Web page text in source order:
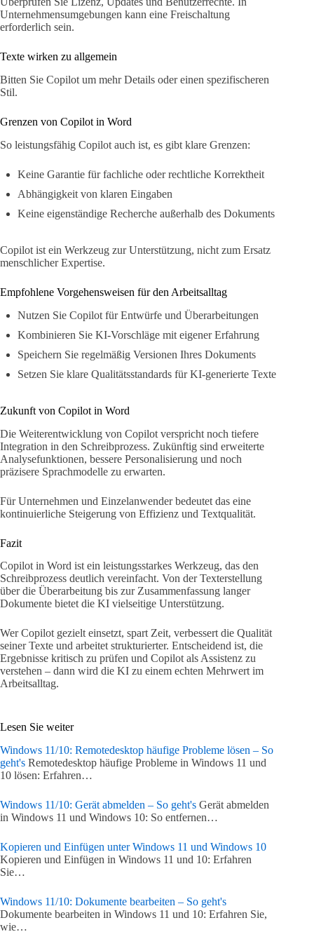
Unternehmensumgebungen kann eine Freischaltung
erforderlich sein.
Texte wirken zu allgemein
Bitten Sie Copilot um mehr Details oder einen spezifischeren
Stil.
Grenzen von Copilot in Word
So leistungsfähig Copilot auch ist, es gibt klare Grenzen:
Keine Garantie für fachliche oder rechtliche Korrektheit
Abhängigkeit von klaren Eingaben
Keine eigenständige Recherche außerhalb des Dokuments
Copilot ist ein Werkzeug zur Unterstützung, nicht zum Ersatz
menschlicher Expertise.
Empfohlene Vorgehensweisen für den Arbeitsalltag
Nutzen Sie Copilot für Entwürfe und Überarbeitungen
Kombinieren Sie KI-Vorschläge mit eigener Erfahrung
Speichern Sie regelmäßig Versionen Ihres Dokuments
Setzen Sie klare Qualitätsstandards für KI-generierte Texte
Zukunft von Copilot in Word
Die Weiterentwicklung von Copilot verspricht noch tiefere
Integration in den Schreibprozess. Zukünftig sind erweiterte
Analysefunktionen, bessere Personalisierung und noch
präzisere Sprachmodelle zu erwarten.
Für Unternehmen und Einzelanwender bedeutet das eine
kontinuierliche Steigerung von Effizienz und Textqualität.
Fazit
Copilot in Word ist ein leistungsstarkes Werkzeug, das den
Schreibprozess deutlich vereinfacht. Von der Texterstellung
über die Überarbeitung bis zur Zusammenfassung langer
Dokumente bietet die KI vielseitige Unterstützung.
Wer Copilot gezielt einsetzt, spart Zeit, verbessert die Qualität
seiner Texte und arbeitet strukturierter. Entscheidend ist, die
Ergebnisse kritisch zu prüfen und Copilot als Assistenz zu
verstehen – dann wird die KI zu einem echten Mehrwert im
Arbeitsalltag.
Lesen Sie weiter
Windows 11/10: Remotedesktop häufige Probleme lösen – So
geht's Remotedesktop häufige Probleme in Windows 11 und
10 lösen: Erfahren…
Windows 11/10: Gerät abmelden – So geht's Gerät abmelden
in Windows 11 und Windows 10: So entfernen…
Kopieren und Einfügen unter Windows 11 und Windows 10
Kopieren und Einfügen in Windows 11 und 10: Erfahren
Sie…
Windows 11/10: Dokumente bearbeiten – So geht's
Dokumente bearbeiten in Windows 11 und 10: Erfahren Sie,
wie…